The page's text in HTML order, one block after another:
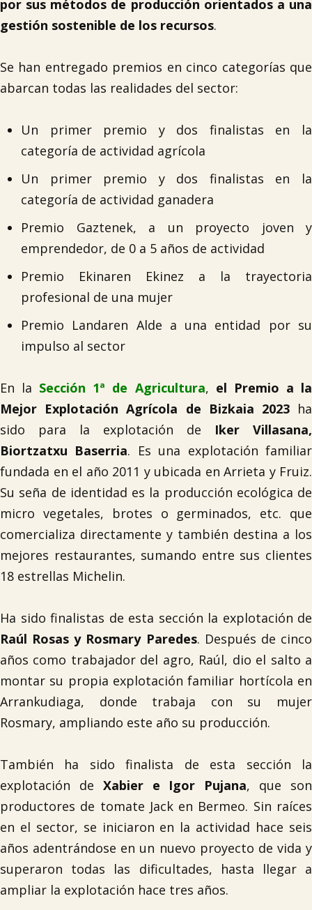
por sus métodos de producción orientados a una
gestión sostenible de los recursos.
Se han entregado premios en cinco categorías que
abarcan todas las realidades del sector:
Un primer premio y dos finalistas en la
categoría de actividad agrícola
Un primer premio y dos finalistas en la
categoría de actividad ganadera
Premio Gaztenek, a un proyecto joven y
emprendedor, de 0 a 5 años de actividad
Premio Ekinaren Ekinez a la trayectoria
profesional de una mujer
Premio Landaren Alde a una entidad por su
impulso al sector
En la Sección 1ª de Agricultura, el Premio a la
Mejor Explotación Agrícola de Bizkaia 2023ha
sido para la explotación de Iker Villasana,
Biortzatxu Baserria. Es una explotación familiar
fundada en el año 2011 y ubicada en Arrieta y Fruiz.
Su seña de identidad es la producción ecológica de
micro vegetales, brotes o germinados, etc. que
comercializa directamente y también destina a los
mejores restaurantes, sumando entre sus clientes
18 estrellas Michelin.
Ha sido finalistas de esta sección la explotación de
Raúl Rosas y Rosmary Paredes. Después de cinco
años como trabajador del agro, Raúl, dio el salto a
montar su propia explotación familiar hortícola en
Arrankudiaga, donde trabaja con su mujer
Rosmary, ampliando este año su producción.
También ha sido finalista de esta sección la
explotación de Xabier e Igor Pujana, que son
productores de tomate Jack en Bermeo. Sin raíces
en el sector, se iniciaron en la actividad hace seis
años adentrándose en un nuevo proyecto de vida y
superaron todas las dificultades, hasta llegar a
ampliar la explotación hace tres años.